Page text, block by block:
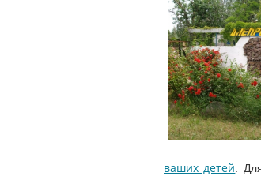
ваших детей .